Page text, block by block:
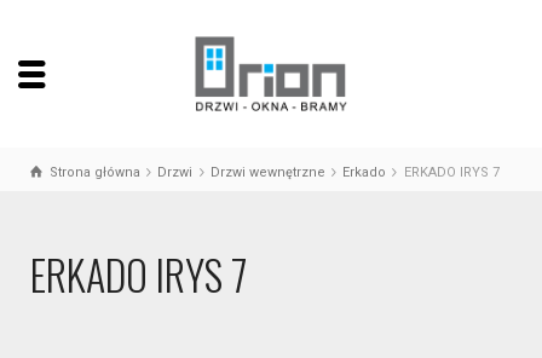
Strona główna Drzwi Drzwi wewnętrzne Erkado ERKADO IRYS 7
ERKADO IRYS 7